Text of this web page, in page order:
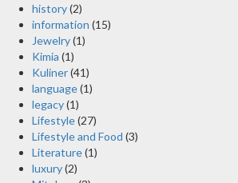
history(2)
information (15)
Jewelry(1)
Kimia (1)
Kuliner(41)
language(1)
legacy(1)
Lifestyle(27)
Lifestyle and Food (3)
Literature(1)
luxury(2)